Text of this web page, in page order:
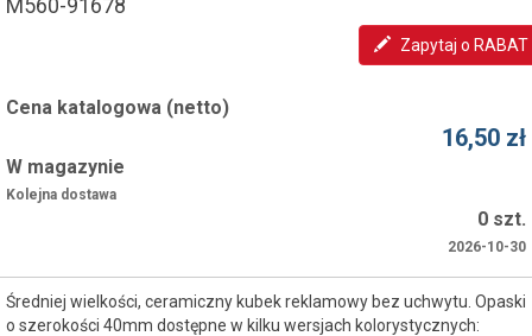
M560-91678
Zapytaj o RABAT
Cena katalogowa (netto)
16,50 zł
W magazynie
Kolejna dostawa
0 szt.
2026-10-30
Średniej wielkości, ceramiczny kubek reklamowy bez uchwytu. Opaski
o szerokości 40mm dostępne w kilku wersjach kolorystycznych: